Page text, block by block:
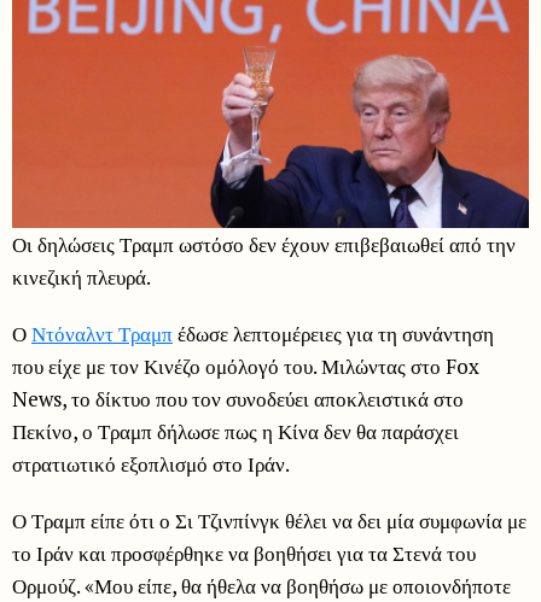
Οι δηλώσεις Τραμπ ωστόσο δεν έχουν επιβεβαιωθεί από την
κινεζική πλευρά.
ΟΝτόναλντ Τραμπέδωσε λεπτομέρειες για τη συνάντηση
που είχε με τον Κινέζο ομόλογό του. Μιλώντας στο Fox
News, το δίκτυο που τον συνοδεύει αποκλειστικά στο
Πεκίνο, ο Τραμπ δήλωσε πως η Κίνα δεν θα παράσχει
στρατιωτικό εξοπλισμό στο Ιράν.
Ο Τραμπ είπε ότι ο Σι Τζινπίνγκ θέλει να δει μία συμφωνία με
το Ιράν και προσφέρθηκε να βοηθήσει για τα Στενά του
Ορμούζ. «Μου είπε, θα ήθελα να βοηθήσω με οποιονδήποτε